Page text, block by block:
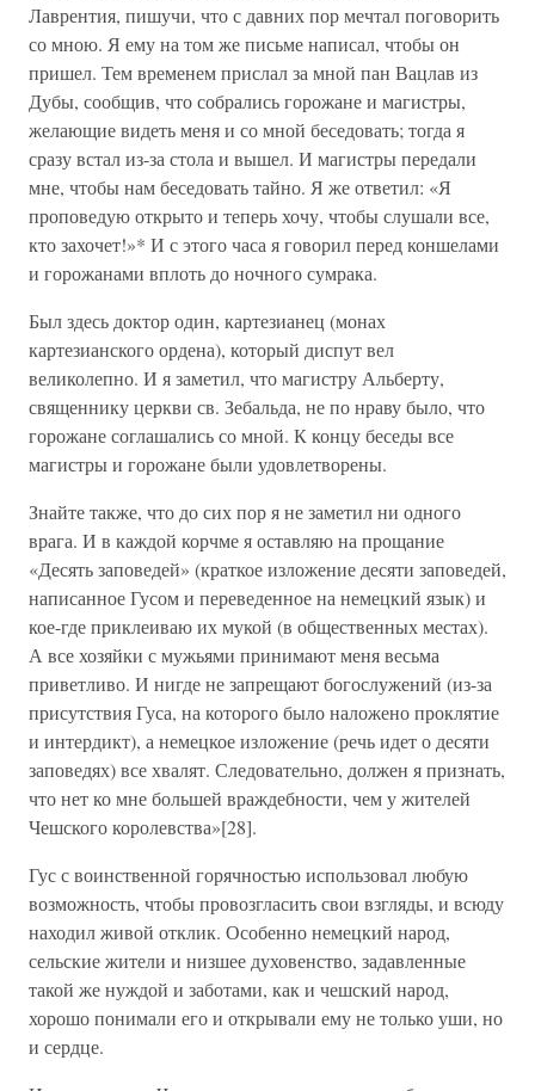
Лаврентия, пишучи, что с давних пор мечтал поговорить
со мною. Я ему на том же письме написал, чтобы он
пришел. Тем временем прислал за мной пан Вацлав из
Дубы, сообщив, что собрались горожане и магистры,
желающие видеть меня и со мной беседовать; тогда я
сразу встал из-за стола и вышел. И магистры передали
мне, чтобы нам беседовать тайно. Я же ответил: «Я
проповедую открыто и теперь хочу, чтобы слушали все,
кто захочет!»* И с этого часа я говорил перед коншелами
и горожанами вплоть до ночного сумрака.
Был здесь доктор один, картезианец (монах
картезианского ордена), который диспут вел
великолепно. И я заметил, что магистру Альберту,
священнику церкви св. Зебальда, не по нраву было, что
горожане соглашались со мной. К концу беседы все
магистры и горожане были удовлетворены.
Знайте также, что до сих пор я не заметил ни одного
врага. И в каждой корчме я оставляю на прощание
«Десять заповедей» (краткое изложение десяти заповедей,
написанное Гусом и переведенное на немецкий язык) и
кое-где приклеиваю их мукой (в общественных местах).
А все хозяйки с мужьями принимают меня весьма
приветливо. И нигде не запрещают богослужений (из-за
присутствия Гуса, на которого было наложено проклятие
и интердикт), а немецкое изложение (речь идет о десяти
заповедях) все хвалят. Следовательно, должен я признать,
что нет ко мне большей враждебности, чем у жителей
Чешского королевства»[28].
Гус с воинственной горячностью использовал любую
возможность, чтобы провозгласить свои взгляды, и всюду
находил живой отклик. Особенно немецкий народ,
сельские жители и низшее духовенство, задавленные
такой же нуждой и заботами, как и чешский народ,
хорошо понимали его и открывали ему не только уши, но
и сердце.